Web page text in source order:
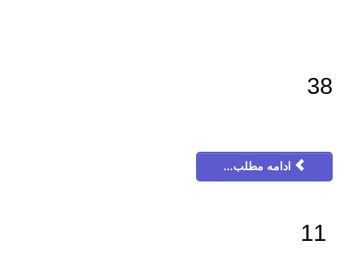
38
ادامه مطلب...
11